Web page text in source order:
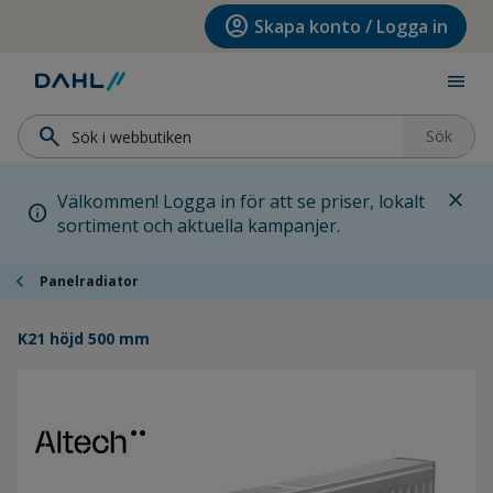
Hoppa till huvudinnehållet account_circle Skapa konto / Logga in
menu
search Sök
info Välkommen! Logga in för att se priser, lokalt
sortiment och aktuella kampanjer.
close
chevron_left Panelradiator
K21 höjd 500 mm